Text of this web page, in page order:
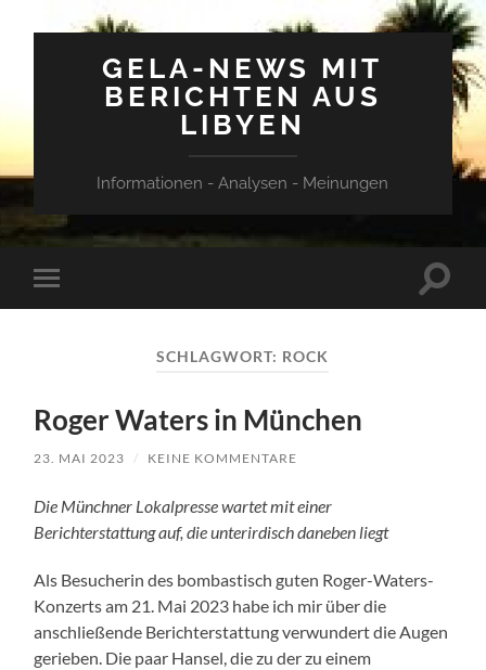
GELA-NEWS MIT
BERICHTEN AUS
LIBYEN
Informationen - Analysen - Meinungen
Mobile-
Menü
SCHLAGWORT: ROCK
Roger Waters in München
23. MAI 2023 / KEINE KOMMENTARE
Die Münchner Lokalpresse wartet mit einer
Berichterstattung auf, die unterirdisch daneben liegt
Als Besucherin des bombastisch guten Roger-Waters-
Konzerts am 21. Mai 2023 habe ich mir über die
anschließende Berichterstattung verwundert die Augen
gerieben. Die paar Hansel, die zu der zu einem